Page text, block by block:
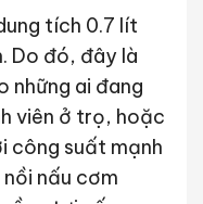
tích 0.7 lít
Do đó, đây là
những ai đang
viên ở trọ, hoặc
công suất mạnh
nấu cơm